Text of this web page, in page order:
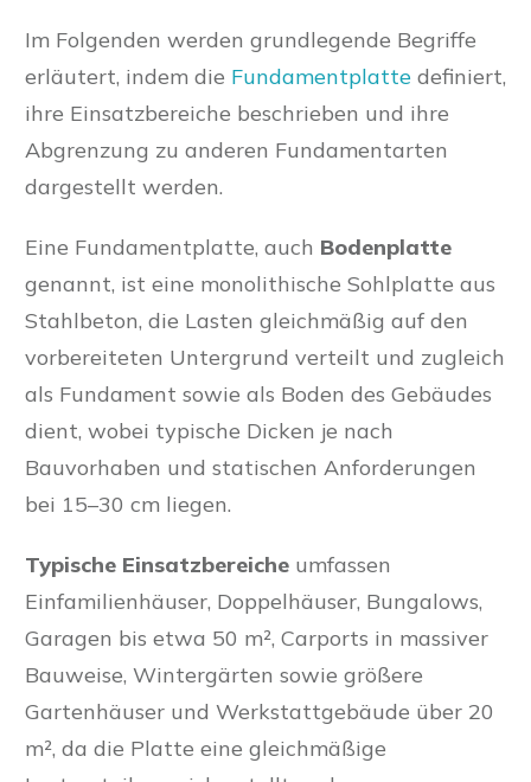
Im Folgenden werden grundlegende Begriffe
erläutert, indem die Fundamentplatte definiert,
ihre Einsatzbereiche beschrieben und ihre
Abgrenzung zu anderen Fundamentarten
dargestellt werden.
Eine Fundamentplatte, auch Bodenplatte
genannt, ist eine monolithische Sohlplatte aus
Stahlbeton, die Lasten gleichmäßig auf den
vorbereiteten Untergrund verteilt und zugleich
als Fundament sowie als Boden des Gebäudes
dient, wobei typische Dicken je nach
Bauvorhaben und statischen Anforderungen
bei 15–30 cm liegen.
Typische Einsatzbereiche umfassen
Einfamilienhäuser, Doppelhäuser, Bungalows,
Garagen bis etwa 50 m², Carports in massiver
Bauweise, Wintergärten sowie größere
Gartenhäuser und Werkstattgebäude über 20
m², da die Platte eine gleichmäßige